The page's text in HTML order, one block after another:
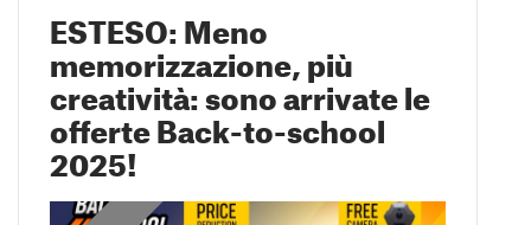
ESTESO: Meno
memorizzazione, più
creatività: sono arrivate le
offerte Back-to-school
2025!